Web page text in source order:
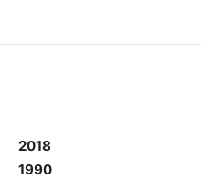
2018
1990